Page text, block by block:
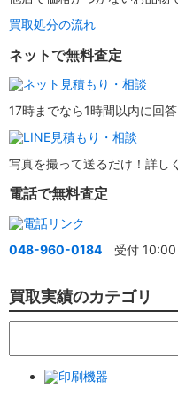
買取処分の流れ
ネットで無料査定
17時までなら1時間以内に回答
写真を撮って送るだけ！詳し
電話で無料査定
048-960-0184 受付 10:00
買取実績のカテゴリ